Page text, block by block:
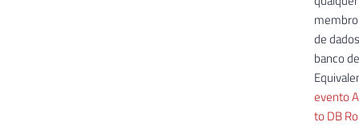
de
banco
evento
to DB